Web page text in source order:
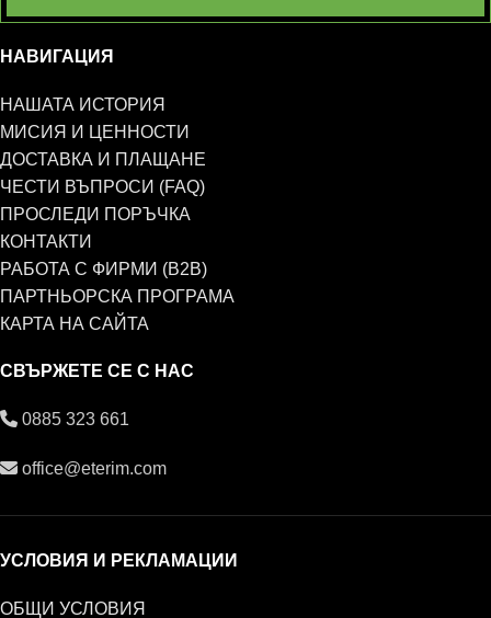
НАВИГАЦИЯ
НАШАТА ИСТОРИЯ
МИСИЯ И ЦЕННОСТИ
ДОСТАВКА И ПЛАЩАНЕ
ЧЕСТИ ВЪПРОСИ (FAQ)
ПРОСЛЕДИ ПОРЪЧКА
КОНТАКТИ
РАБОТА С ФИРМИ (B2B)
ПАРТНЬОРСКА ПРОГРАМА
КАРТА НА САЙТА
СВЪРЖЕТЕ СЕ С НАС
0885 323 661
office@eterim.com
УСЛОВИЯ И РЕКЛАМАЦИИ
ОБЩИ УСЛОВИЯ